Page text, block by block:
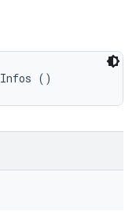
()